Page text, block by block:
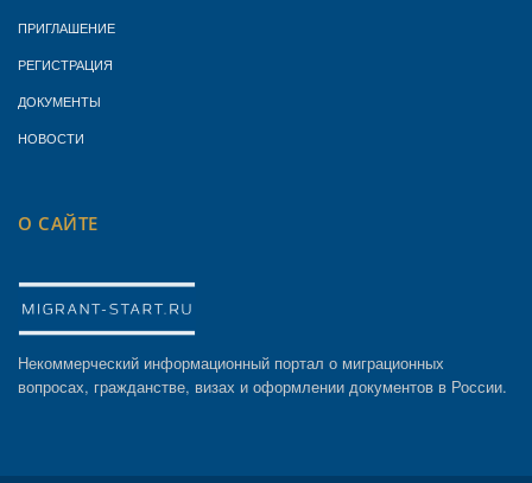
ПРИГЛАШЕНИЕ
РЕГИСТРАЦИЯ
ДОКУМЕНТЫ
НОВОСТИ
О САЙТЕ
Некоммерческий информационный портал о миграционных
вопросах, гражданстве, визах и оформлении документов в России.